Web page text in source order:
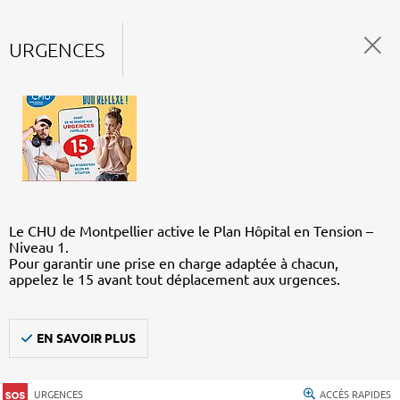
URGENCES
Le CHU de Montpellier active le Plan Hôpital en Tension –
Niveau 1.
Pour garantir une prise en charge adaptée à chacun,
appelez le 15 avant tout déplacement aux urgences.
EN SAVOIR PLUS
URGENCES ACCÈS RAPIDES